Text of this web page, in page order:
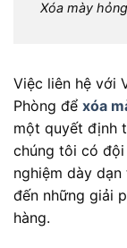
Xóa mày
Việc liên hệ với
Phòng để xóa
một quyết định
chúng tôi có
nghiệm dày
đến những giải
hàng.